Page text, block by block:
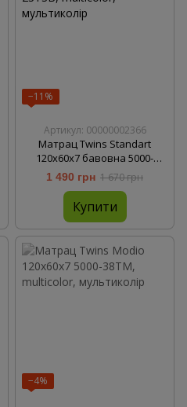
−11%
Артикул: 00000002366
Матрац Twins Standart
120x60x7 бавовна 5000-
23TSB, multicolor,
мультиколір
1 490 грн 1 670 грн
Купити
−4%